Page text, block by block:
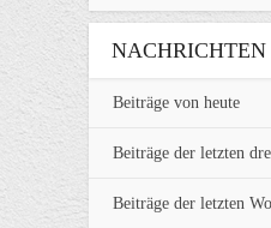
Beiträge von heute
Beiträge der letzten
Beiträge der letzten